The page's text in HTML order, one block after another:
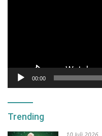
00:00
Trending